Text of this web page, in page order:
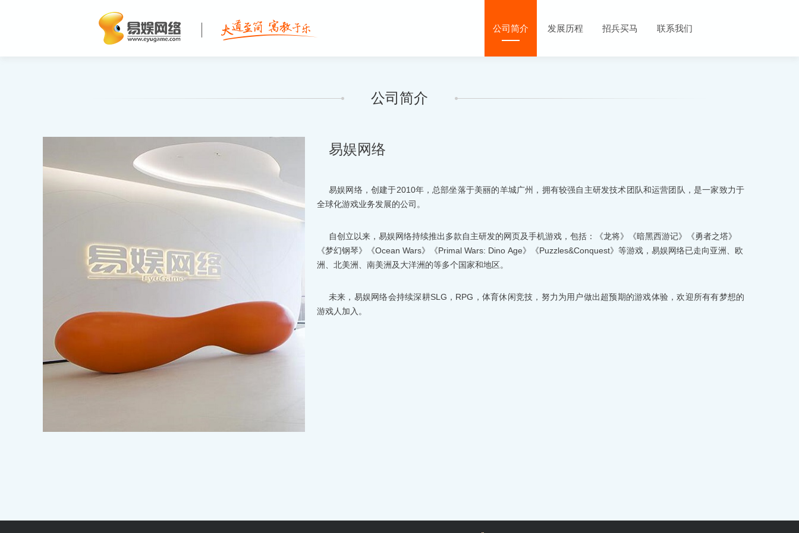
公司简介 发展历程 招兵买马 联系我们
公司简介
易娱网络
易娱网络，创建于2010年，总部坐落于美丽的羊城广州，拥有较强自主研发技术团队和运营团队，是一家致力于
全球化游戏业务发展的公司。
自创立以来，易娱网络持续推出多款自主研发的网页及手机游戏，包括：《龙将》《暗黑西游记》《勇者之塔》
《梦幻钢琴》《Ocean Wars》《Primal Wars: Dino Age》《Puzzles&Conquest》等游戏，易娱网络已走向亚洲、欧
洲、北美洲、南美洲及大洋洲的等多个国家和地区。
未来，易娱网络会持续深耕SLG，RPG，体育休闲竞技，努力为用户做出超预期的游戏体验，欢迎所有有梦想的
游戏人加入。